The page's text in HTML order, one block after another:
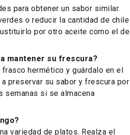
para obtener un sabor similar.
o reducir la cantidad de chile
por otro aceite como el de
mantener su frescura?
frasco hermético y guárdalo en el
preservar su sabor y frescura por
semanas si se almacena
variedad de platos. Realza el